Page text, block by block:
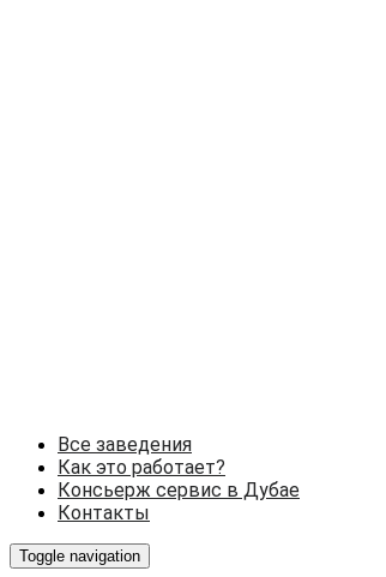
Все заведения
Как это работает?
Консьерж сервис в Дубае
Контакты
Toggle navigation